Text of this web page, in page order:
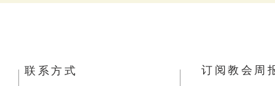
​联系方式 订阅教会周